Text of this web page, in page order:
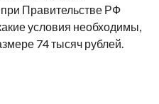
Правительстве РФ
условия необходимы,
74 тысяч рублей.